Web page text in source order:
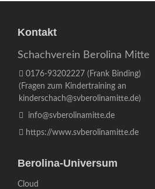
Kontakt
Schachverein Berolina Mitte
0176-93202227 (Frank Binding)
(Fragen zum Kindertraining an
kinderschach@svberolinamitte.de)
info@svberolinamitte.de
https://www.svberolinamitte.de
Berolina-Universum
Cloud